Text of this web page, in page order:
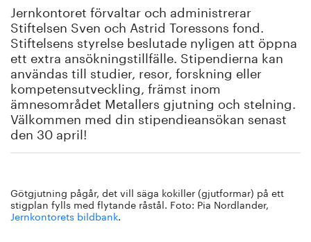
Energi/miljö
Vi tycker
Publicerat
Bildbank
Om oss
Jernkontoret förvaltar och administrerar
Stiftelsen Sven och Astrid Toressons fond.
Stiftelsens styrelse beslutade nyligen att öppna
ett extra ansökningstillfälle. Stipendierna kan
användas till studier, resor, forskning eller
kompetensutveckling, främst inom
ämnesområdet Metallers gjutning och stelning.
Välkommen med din stipendieansökan senast
den 30 april!
Götgjutning pågår, det vill säga kokiller (gjutformar) på ett
stigplan fylls med flytande råstål. Foto: Pia Nordlander,
Jernkontorets bildbank.